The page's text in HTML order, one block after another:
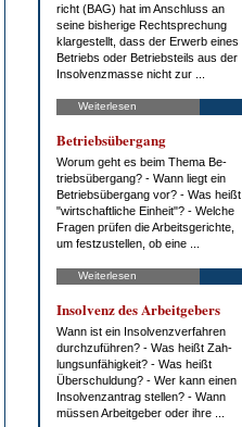
richt (BAG) hat im An­schluss an
sei­ne bis­he­ri­ge Recht­spre­chung
klar­ge­stellt, dass der Er­werb ei­nes
Be­triebs oder Be­triebs­teils aus der
In­sol­venz­mas­se nicht zur ...
Weiterlesen
Be­triebs­über­gang
Wor­um geht es beim The­ma Be­
triebs­über­gang? - Wann liegt ein
Be­triebs­über­gang vor? - Was heißt
"wirt­schaft­li­che Ein­heit"? - Wel­che
Fra­gen prü­fen die Ar­beits­ge­rich­te,
um fest­zu­stel­len, ob ei­ne ...
Weiterlesen
In­sol­venz des Ar­beit­ge­bers
Wann ist ein In­sol­venz­ver­fah­ren
durch­zu­füh­ren? - Was heißt Zah­
lungs­un­fä­hig­keit? - Was heißt
Über­schul­dung? - Wer kann ei­nen
In­sol­venz­an­trag stel­len? - Wann
müs­sen Ar­beit­ge­ber oder ih­re ...